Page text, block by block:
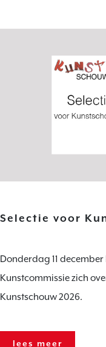
Selectie voor
Donderdag 11
Kunstcommissie zich
Kunstschouw 2026.
lees meer